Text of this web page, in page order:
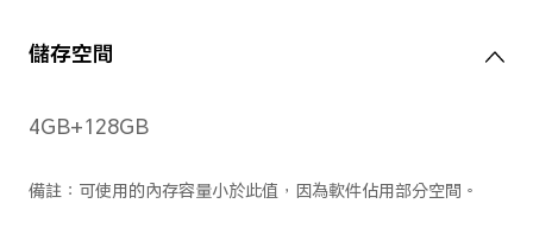
護眼功能
護眼模式／仿自然光護眼